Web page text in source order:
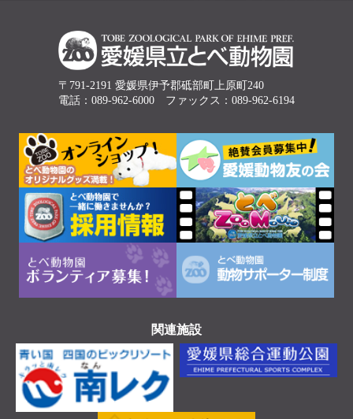
〒791-2191 愛媛県伊予郡砥部町上原町240
電話：089-962-6000 ファックス：089-962-6194
関連施設